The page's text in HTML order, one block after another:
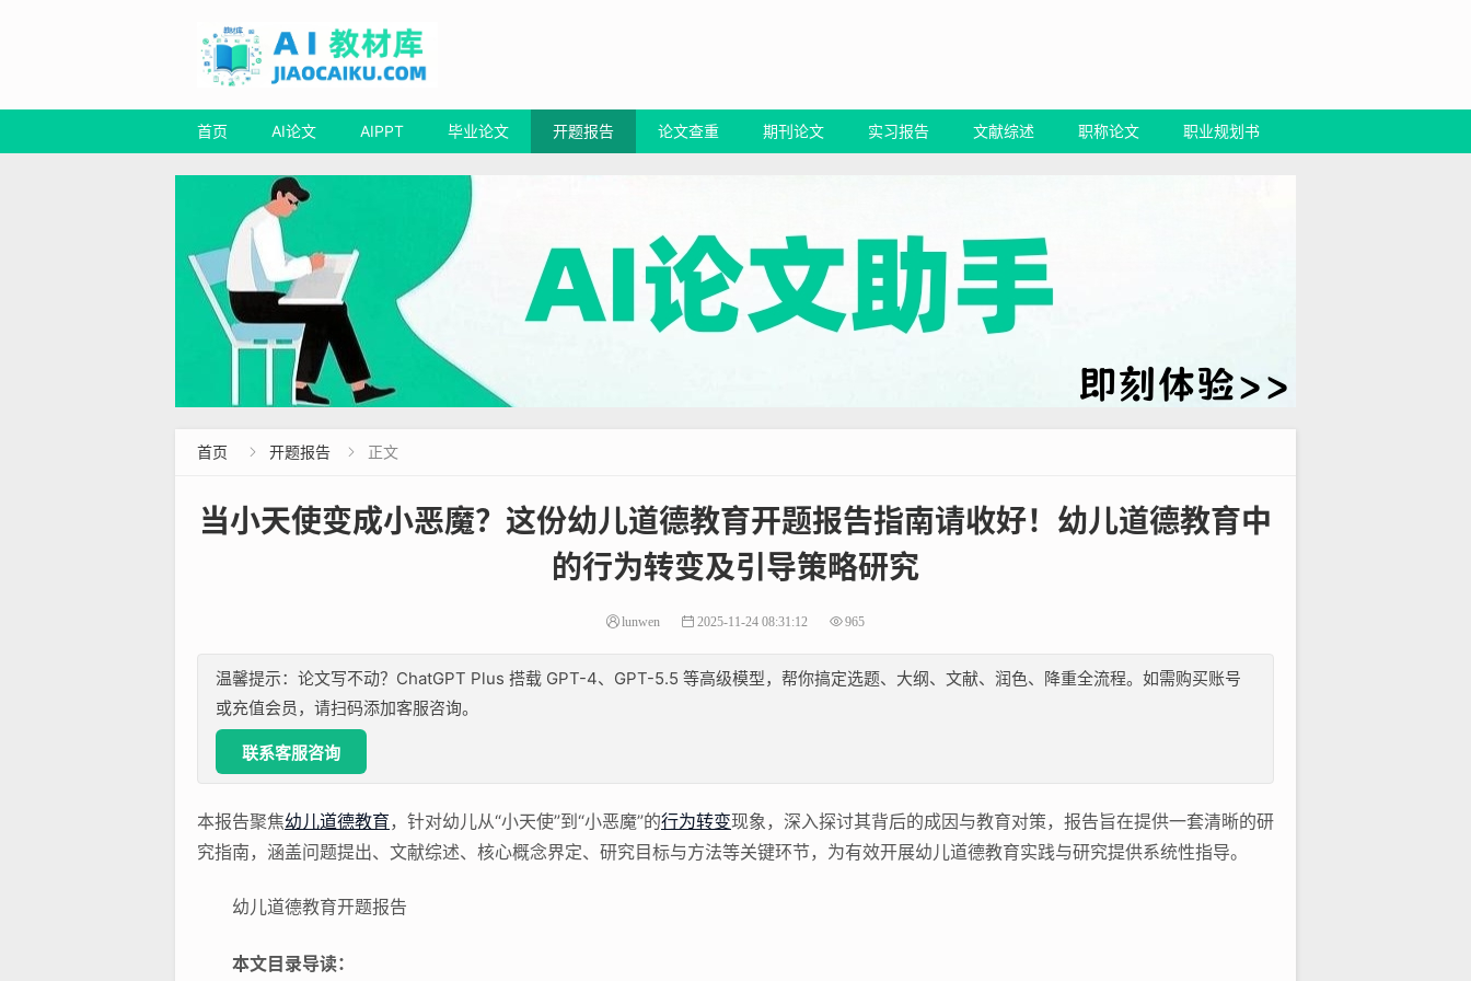
首页 AI论文 AIPPT 毕业论文 开题报告 论文查重 期刊论文 实习报告 文献综述 职称论文 职业规划书
首页  开题报告  正文
当小天使变成小恶魔？这份幼儿道德教育开题报告指南请收好！幼儿道德教育中
的行为转变及引导策略研究
lunwen 2025-11-24 08:31:12 965
温馨提示：论文写不动？ChatGPT Plus 搭载 GPT-4、GPT-5.5 等高级模型，帮你搞定选题、大纲、文献、润色、降重全流程。如需购买账号
或充值会员，请扫码添加客服咨询。
联系客服咨询
本报告聚焦幼儿道德教育，针对幼儿从“小天使”到“小恶魔”的行为转变现象，深入探讨其背后的成因与教育对策，报告旨在提供一套清晰的研
究指南，涵盖问题提出、文献综述、核心概念界定、研究目标与方法等关键环节，为有效开展幼儿道德教育实践与研究提供系统性指导。
幼儿道德教育开题报告
本文目录导读：